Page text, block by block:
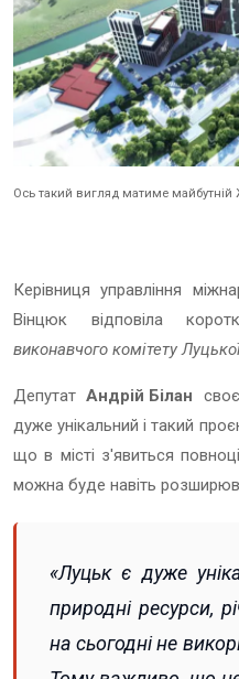
Ось такий вигляд матиме майбутній
Керівниця управління
Вінцюк відповіла
виконавчого комітету
ДепутатАндрій Білан
дуже унікальний і такий
що в місті з'явиться
можна буде навіть
«Луцьк є дуже
природні ресурси,
на сьогодні не